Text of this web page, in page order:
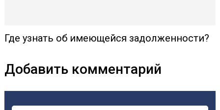
Где узнать об имеющейся задолженности?
Добавить комментарий